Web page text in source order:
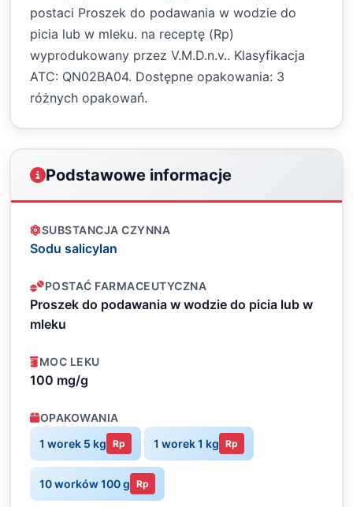
postaci Proszek do podawania w wodzie do
picia lub w mleku. na receptę (Rp)
wyprodukowany przez V.M.D.n.v.. Klasyfikacja
ATC: QN02BA04. Dostępne opakowania: 3
różnych opakowań.
Podstawowe informacje
SUBSTANCJA CZYNNA
Sodu salicylan
POSTAĆ FARMACEUTYCZNA
Proszek do podawania w wodzie do picia lub w
mleku
MOC LEKU
100 mg/g
OPAKOWANIA
1 worek 5 kg Rp 1 worek 1 kg Rp
10 worków 100 g Rp